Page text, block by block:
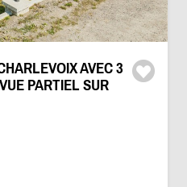
AVEC 3
PARTIEL SUR